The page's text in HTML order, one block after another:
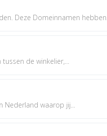
Deze Domeinnamen hebben...
de winkelier,...
Nederland waarop jij...